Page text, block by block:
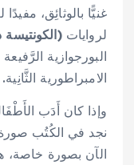
غنيًّا بالوثائِق،
لروايات
البورجوازية
الامبراطورية الثَّانِية.
وإذا كان أَدَب
نجد في الكُتُب صورة
الآن بصورة خاصة،